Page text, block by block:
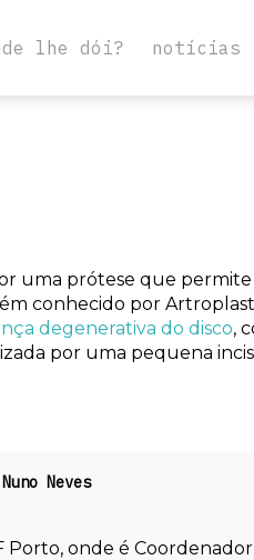
lhe dói? notícias
uma prótese que permite
conhecido por
degenerativa do disco,
por uma pequena
Neves
onde é